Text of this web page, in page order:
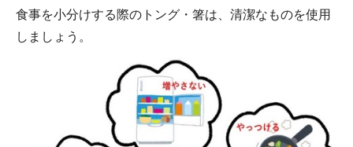
食事を小分けする際のトング・箸は、清潔なものを使用
しましょう。